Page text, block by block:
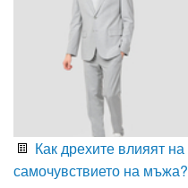
Как дрехите влияят на
самочувствието на мъжа?